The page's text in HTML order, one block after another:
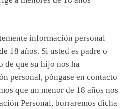
información personal
18 años. Si usted es padre o
de que su hijo nos ha
personal, póngase en contacto
que un menor de 18 años nos
Personal, borraremos dicha